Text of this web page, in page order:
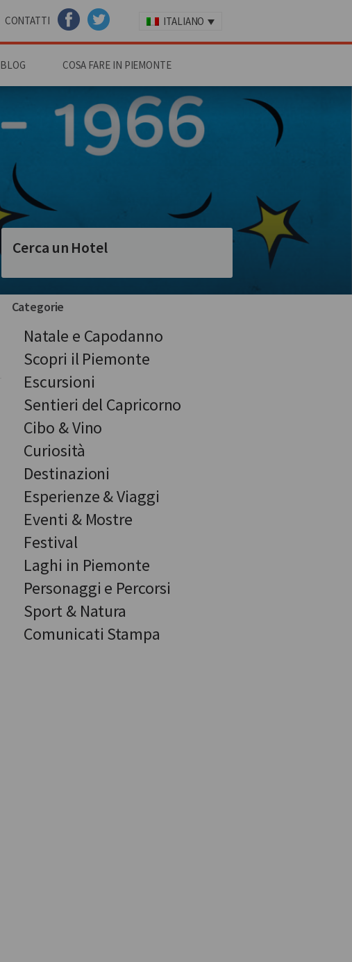
CONTATTI
FACEBOOKTWITTER
ITALIANO
BLOG COSA FARE IN PIEMONTE
Cerca un Hotel
Categorie
Natale e Capodanno
Scopri il Piemonte
Escursioni
Sentieri del Capricorno
Cibo & Vino
Curiosità
Destinazioni
Esperienze & Viaggi
Eventi & Mostre
Festival
Laghi in Piemonte
Personaggi e Percorsi
Sport & Natura
Comunicati Stampa